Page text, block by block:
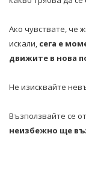
Ако чувствате, че
искали, сега е
движите в нова
Не изисквайте
Възползвайте се от
неизбежно ще